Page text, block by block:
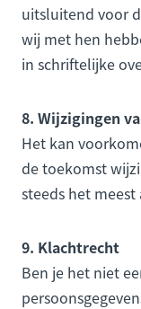
uitsluitend voor
wij met hen
in schriftelijke
8. Wijzigingen
Het kan
de toekomst
steeds het
9. Klachtrecht
Ben je het niet